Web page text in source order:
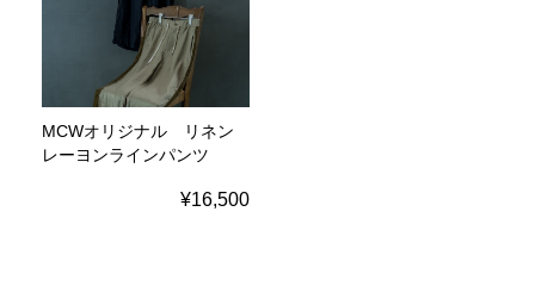
MCWオリジナル リネン
レーヨンラインパンツ
¥16,500